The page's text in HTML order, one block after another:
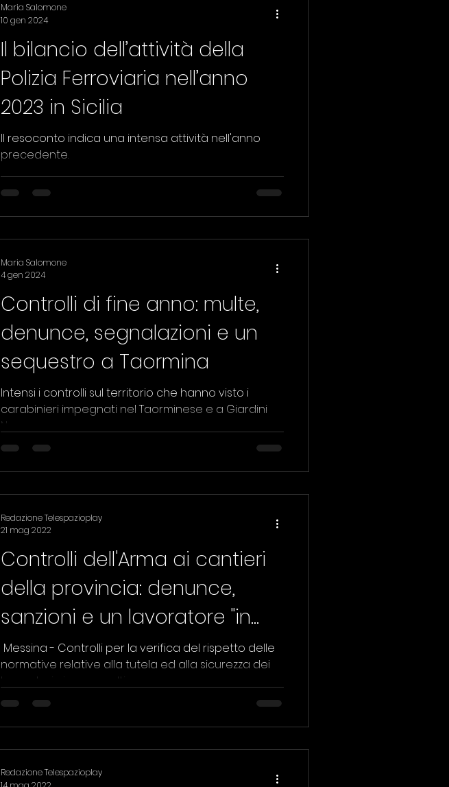
Il bilancio dell’attività della
Polizia Ferroviaria nell’anno
2023 in Sicilia
Il resoconto indica una intensa attività nell'anno
precedente.
Maria Salomone
10 gen 2024
Controlli di fine anno: multe,
denunce, segnalazioni e un
sequestro a Taormina
Intensi i controlli sul territorio che hanno visto i
carabinieri impegnati nel Taorminese e a Giardini
Naxos.
Maria Salomone
4 gen 2024
Controlli dell'Arma ai cantieri
della provincia: denunce,
sanzioni e un lavoratore "in
nero"
​ Messina - Controlli per la verifica del rispetto delle
normative relative alla tutela ed alla sicurezza dei
lavoratori, si sono svolti...
Redazione Telespazioplay
21 mag 2022
Redazione Telespazioplay